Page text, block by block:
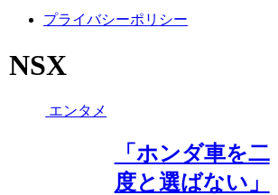
プライバシーポリシー
NSX
エンタメ
「ホンダ車を二
度と選ばない」